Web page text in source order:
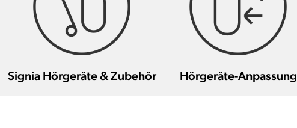
Signia Hörgeräte & Zubehör Hörgeräte-Anpassung